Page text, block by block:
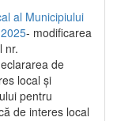
al Municipiului
- modificarea
nr.
de
local și
pentru
de interes local